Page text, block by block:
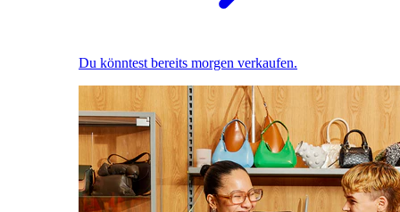
Du könntest bereits morgen verkaufen.